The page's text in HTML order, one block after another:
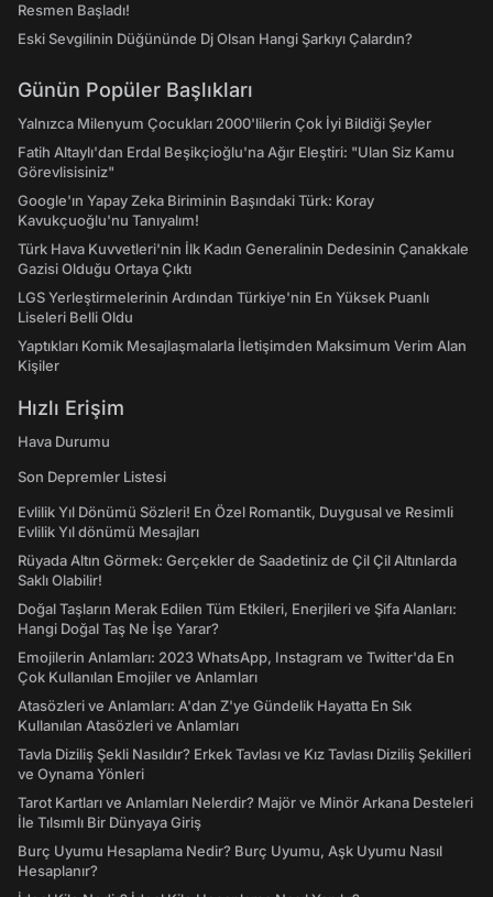
Resmen Başladı!
Eski Sevgilinin Düğününde Dj Olsan Hangi Şarkıyı Çalardın?
Günün Popüler Başlıkları
Yalnızca Milenyum Çocukları 2000'lilerin Çok İyi Bildiği Şeyler
Fatih Altaylı'dan Erdal Beşikçioğlu'na Ağır Eleştiri: "Ulan Siz Kamu
Görevlisisiniz"
Google'ın Yapay Zeka Biriminin Başındaki Türk: Koray
Kavukçuoğlu'nu Tanıyalım!
Türk Hava Kuvvetleri'nin İlk Kadın Generalinin Dedesinin Çanakkale
Gazisi Olduğu Ortaya Çıktı
LGS Yerleştirmelerinin Ardından Türkiye'nin En Yüksek Puanlı
Liseleri Belli Oldu
Yaptıkları Komik Mesajlaşmalarla İletişimden Maksimum Verim Alan
Kişiler
Hızlı Erişim
Hava Durumu
Son Depremler Listesi
Evlilik Yıl Dönümü Sözleri! En Özel Romantik, Duygusal ve Resimli
Evlilik Yıl dönümü Mesajları
Rüyada Altın Görmek: Gerçekler de Saadetiniz de Çil Çil Altınlarda
Saklı Olabilir!
Doğal Taşların Merak Edilen Tüm Etkileri, Enerjileri ve Şifa Alanları:
Hangi Doğal Taş Ne İşe Yarar?
Emojilerin Anlamları: 2023 WhatsApp, Instagram ve Twitter'da En
Çok Kullanılan Emojiler ve Anlamları
Atasözleri ve Anlamları: A'dan Z'ye Gündelik Hayatta En Sık
Kullanılan Atasözleri ve Anlamları
Tavla Diziliş Şekli Nasıldır? Erkek Tavlası ve Kız Tavlası Diziliş Şekilleri
ve Oynama Yönleri
Tarot Kartları ve Anlamları Nelerdir? Majör ve Minör Arkana Desteleri
İle Tılsımlı Bir Dünyaya Giriş
Burç Uyumu Hesaplama Nedir? Burç Uyumu, Aşk Uyumu Nasıl
Hesaplanır?